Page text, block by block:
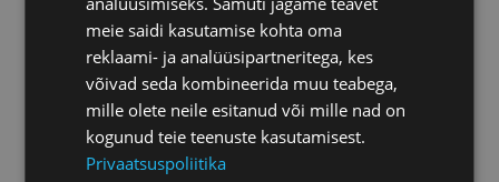
määramisel arvesse võtta, näiteks rikkumisest
mõjutatud tarbijate arv, kaasa arvatud tarbijad teistes
liikmeriikides, kaupleja eelnevad rikkumised jm.
Lisaks nähakse ette, et laiaulatusliku rikkumise
korral, kui kaupleja rikkumine mõjutab tema
asukohariigi ja vähemalt kahe muu liikmesriigi
tarbijaid, võib igas asjaomases liikmesriigis määrata
meie saidi kasutamise kohta oma
reklaami- ja analüüsipartneritega, kes
võivad seda kombineerida muu teabega,
mille olete neile esitanud või mille nad on
kogunud teie teenuste kasutamisest.
Privaatsuspoliitika